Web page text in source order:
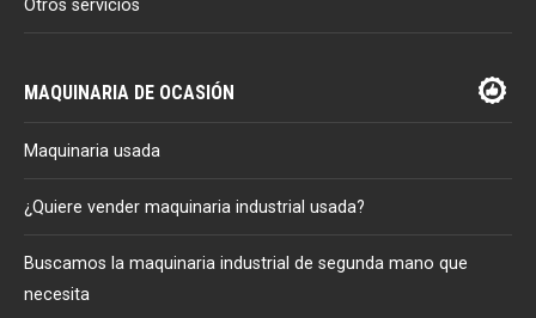
Otros servicios
MAQUINARIA DE OCASIÓN
Maquinaria usada
¿Quiere vender maquinaria industrial usada?
Buscamos la maquinaria industrial de segunda mano que
necesita